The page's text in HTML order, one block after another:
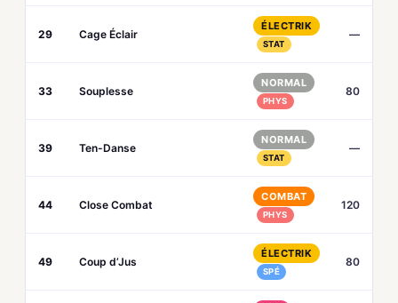
29 Cage Éclair
ÉLECTRIK
STAT
—
33 Souplesse
NORMAL
PHYS
80
39 Ten-Danse
NORMAL
STAT
—
44 Close Combat
COMBAT
PHYS
120
49 Coup d’Jus
ÉLECTRIK
SPÉ
80